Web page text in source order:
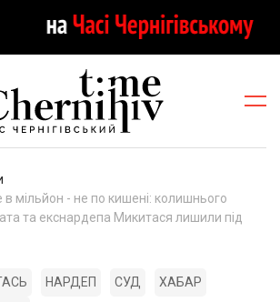
мільйон - не по кишені: колишнього
та екснардепа Микитася лишили під
НАРДЕП СУД
ХАБАР